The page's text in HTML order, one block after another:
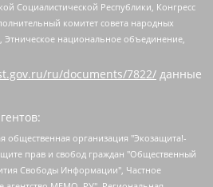
Социалистической Республики, Конгресс
комитет совета народных
Этническое национальное объединение,
ru/documents/7822/ данные
Istories fonds, зарегистрированное в Латвийской Республике (регистрационный номер 50008295751, дата регистрации 24.02.2020), Великовский Дмитрий Александрович, Долинина Ирина Николаевна, Мароховская Алеся Алексеевна, Шлейнов Роман Юрьевич, Шмагун Олеся Валентиновна, Общество с ограниченной ответственностью "Альтаир 2021", Общество с ограниченной ответственностью "Вега 2021", Общество с ограниченной ответственностью "Главный редактор 2021", Общество с ограниченной ответственностью "Ромашки монолит", Важенков Артем Валерьевич, Ивановская областная общественная организация "Центр гендерных исследований", Гурман Юрий Альбертович, Медиапроект "ОВД-Инфо", Егоров Владимир Владимирович, Жилинский Владимир Александрович, Общество с ограниченной ответственностью "ЗП", Иванова София Юрьевна, Карезина Инна Павловна, Кильтау Екатерина Викторовна, Петров Алексей Викторович, Пискунов Сергей Евгеньевич, Смирнов Сергей Сергеевич, Тихонов Михаил Сергеевич, Общество с ограниченной ответственностью "ЖУРНАЛИСТ-ИНОСТРАННЫЙ АГЕНТ", Арапова Галина Юрьевна, Вольтская Татьяна Анатольевна, Американская компания "Mason G.E.S. Anonymous Foundation" (США), являющаяся владельцем интернет-издания https://mnews.world/, Компания "Stichting Bellingcat", зарегистрированная в Нидерландах (дата регистрации 11.07.2018), Захаров Андрей Вячеславович, Клепиковская Екатерина Дмитриевна, Общество с ограниченной ответственностью "МЕМО", Перл Роман Александрович, Симонов Евгений Алексеевич, Соловьева Елена Анатольевна, Сотников Даниил Владимирович, Сурначева Елизавета Дмитриевна, Автономная некоммерческая организация по защите прав человека и информированию населения "Якутия – Наше Мнение", Общество с ограниченной ответственностью "Москоу диджитал медиа", с 26.01.2023 Общество с ограниченной ответственностью "Чайка Белые сады", Ветошкина Валерия Валерьевна, Заговора Максим Александрович, Межрегиональное общественное движение "Российская ЛГБТ - сеть", Оленичев Максим Владимирович, Павлов Иван Юрьевич, Скворцова Елена Сергеевна, Общество с ограниченной ответственностью "Как бы инагент", Кочетков Игорь Викторович, Общество с ограниченной ответственностью "Честные выборы", Еланчик Олег Александрович, Общество с ограниченной ответственностью "Нобелевский призыв", Гималова Регина Эмилевна, Григорьев Андрей Валерьевич, Григорьева Алина Александровна, Ассоциация по содействию защите прав призывников, альтернативнослужащих и военнослужащих "Правозащитная группа "Гражданин.Армия.Право", Хисамова Регина Фаритовна, Автономная некоммерческая организация по реализации социально-правовых программ "Лилит", Дальневосточное общественное движение "Маяк", Санкт-Петербургская ЛГБТ-инициативная группа "Выход", Инициативная группа ЛГБТ+ "Реверс", Алексеев Андрей Викторович, Бекбулатова Таисия Львовна, Беляев Иван Михайлович, Владыкина Елена Сергеевна, Гельман Марат Александрович, Никульшина Вероника Юрьевна, Толоконникова Надежда Андреевна, Шендерович Виктор Анатольевич, Общество с ограниченной ответственностью "Данное сообщение", Общество с ограниченной ответственностью Издательский дом "Новая глава", Айнбиндер Александра Александровна, Московский комьюнити-центр для ЛГБТ+инициатив, Благотворительный фонд развития филантропии, Deutsche Welle (Германия, Kurt-Schumacher-Strasse 3, 53113 Bonn), Борзунова Мария Михайловна, Воробьев Виктор Викторович, Голубева Анна Львовна, Константинова Алла Михайловна, Малкова Ирина Владимировна, Мурадов Мурад Абдулгалимович, Осетинская Елизавета Николаевна, Понасенков Евгений Николаевич, Ганапольский Матвей Юрьевич, Киселев Евгений Алексеевич, Борухович Ирина Григорьевна, Дремин Иван Тимофеевич, Дубровский Дмитрий Викторович, Красноярская региональная общественная организация поддержки и развития альтернативных образовательных технологий и межкультурных коммуникаций "ИНТЕРРА", Маяковская Екатерина Алексеевна, Фейгин Марк Захарович, Филимонов Андрей Викторович, Дзугкоева Регина Николаевна, Доброхотов Роман Александрович, Дудь Юрий Александрович, Елкин Сергей Владимирович, Кругликов Кирилл Игоревич, Сабунаева Мария Леонидовна, Семенов Алексей Владимирович, Шаинян Карен Багратович, Шульман Екатерина Михайловна, Асафьев Артур Валерьевич, Вахштайн Виктор Семенович, Венедиктов Алексей Алексеевич, Лушникова Екатерина Евгеньевна, Волков Леонид Михайлович, Невзоров Александр Глебович, Пархоменко Сергей Борисович, Сироткин Ярослав Николаевич, Кара-Мурза Владимир Владимирович, Баранова Наталья Владимировна, Гозман Леонид Яковлевич, Кагарлицкий Борис Юльевич, Климарев Михаил Валерьевич, Милов Владимир Станиславович, Автономная некоммерческая организация Краснодарский центр современного искусства "Типография", Моргенштерн Алишер Тагирович, Соболь Любовь Эдуардовна, Общество с ограниченной ответственностью "ЛИЗА НОРМ", Каспаров Гарри Кимович, Ходорковский Михаил Борисович, Общество с ограниченной ответственностью "Апрельские тезисы", Данилович Ирина Брониславовна, Кашин Олег Владимирович, Петров Николай Владимирович, Пивоваров Алексей Владимирович, Соколов Михаил Владимирович, Цветкова Юлия Владимировна, Чичваркин Евгений Александрович, Комитет против пыток/Команда против пыток, Общество с ограниченной ответственностью "Первый научный", Общество с ограниченной ответственностью "Вертолет и ко", Белоцерковская Вероника Борисовна, Кац Максим Евгеньевич, Лазарева Татьяна Юрьевна, Шаведдинов Руслан Табризович, Яшин Илья Валерьевич, Общество с ограниченной ответственностью "Иноагент ААВ", Алешковский Дмитрий Петрович, Альбац Евгения Марковна, Быков Дмитрий Львович, Галямина Юлия Евгеньевна, Лойко Сергей Леонидович, Мартынов Кирилл Константинович, Медведев Сергей Александрович, Крашенинников Федор Геннадиевич, Гордеева Катерина Вл